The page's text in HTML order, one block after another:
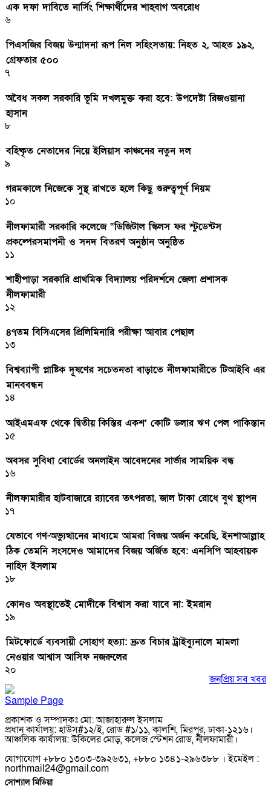
এক দফা দাবিতে নার্সিং শিক্ষার্থীদের শাহবাগ অবরোধ
৬
পিএসজির বিজয় উন্মাদনা রূপ নিল সহিংসতায়: নিহত ২, আহত ১৯২,
গ্রেফতার ৫০০
৭
অবৈধ সকল সরকারি ভূমি দখলমুক্ত করা হবে: উপদেষ্টা রিজওয়ানা
হাসান
৮
বহিষ্কৃত নেতাদের নিয়ে ইলিয়াস কাঞ্চনের নতুন দল
৯
গরমকালে নিজেকে সুস্থ রাখতে হলে কিছু গুরুত্বপূর্ণ নিয়ম
১০
নীলফামারী সরকারি কলেজে “ডিজিটাল স্কিলস ফর স্টুডেন্টস
প্রকল্পেরসমাপনী ও সনদ বিতরণ অনুষ্ঠান অনুষ্ঠিত
১১
শাহীপাড়া সরকারি প্রাথমিক বিদ্যালয় পরিদর্শনে জেলা প্রশাসক
নীলফামারী
১২
৪৭তম বিসিএসের প্রিলিমিনারি পরীক্ষা আবার পেছাল
১৩
বিশ্বব্যাপী প্লাষ্টিক দূষণের সচেতনতা বাড়াতে নীলফামারীতে টিআইবি এর
মানববন্ধন
১৪
আইএমএফ থেকে দ্বিতীয় কিস্তির একশ’ কোটি ডলার ঋণ পেল পাকিস্তান
১৫
অবসর সুবিধা বোর্ডের অনলাইন আবেদনের সার্ভার সাময়িক বন্ধ
১৬
নীলফামারীর হাটবাজারে র‌্যাবের তৎপরতা, জাল টাকা রোধে বুথ স্থাপন
১৭
যেভাবে গণ-অভ্যুত্থানের মাধ্যমে আমরা বিজয় অর্জন করেছি, ইনশাআল্লাহ
ঠিক তেমনি সংসদেও আমাদের বিজয় অর্জিত হবে: এনসিপি আহবায়ক
নাহিদ ইসলাম
১৮
কোনও অবস্থাতেই মোদীকে বিশ্বাস করা যাবে না: ইমরান
১৯
মিটফোর্ডে ব্যবসায়ী সোহাগ হত্যা: দ্রুত বিচার ট্রাইব্যুনালে মামলা
নেওয়ার আশ্বাস আসিফ নজরুলের
২০
জনপ্রিয় সব খবর
Sample Page
প্রকাশক ও সম্পাদকঃ মো: আজাহারুল ইসলাম
প্রধান কার্যালয়: হাউস#১২/ই, রোড #১/১১, কালশি, মিরপুর, ঢাকা-১২১৬।
আঞ্চলিক কার্যালয়: উকিলের মোড়, কলেজ স্টেশন রোড, নীলফামারী।
যোগাযোগ +৮৮০ ১৩০৩-৩৯২৬৩১, +৮৮০ ১৩৪১-২৯৬৩৮৮ । ইমেইল :
northmail24@gmail.com
সোশ্যাল মিডিয়া